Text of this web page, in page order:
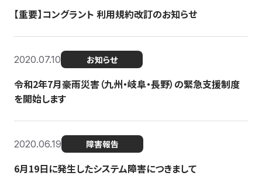
【重要】コングラント 利用規約改訂のお知らせ
2020.07.10 お知らせ
令和2年7月豪雨災害（九州・岐阜・長野）の緊急支援制度
を開始します
2020.06.19 障害報告
6月19日に発生したシステム障害につきまして